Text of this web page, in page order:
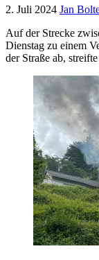
2. Juli 2024 Jan
Auf der Strecke
Dienstag zu einem
der Straße ab,